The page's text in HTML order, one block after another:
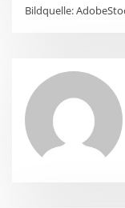
Bildquelle: